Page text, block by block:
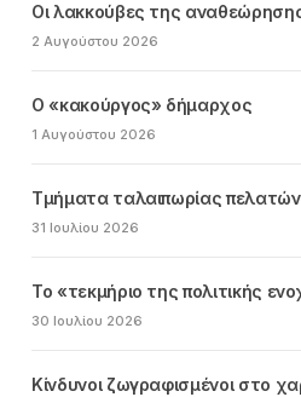
Οι λακκούβες της
2 Αυγούστου 2026
Ο «κακούργος» δήμαρχος
1 Αυγούστου 2026
Τμήματα ταλαιπωρίας πελατών
31 Ιουλίου 2026
Το «τεκμήριο της πολιτικής
30 Ιουλίου 2026
Κίνδυνοι ζωγραφισμένοι στο